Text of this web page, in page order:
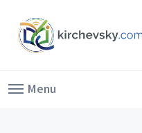
Menu